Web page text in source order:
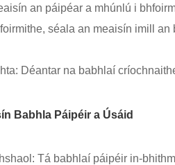
an páipéar a mhúnlú i
séala an meaisín imill
Déantar na babhlaí
Babhla Páipéir a Úsáid
Tá babhlaí páipéir in-